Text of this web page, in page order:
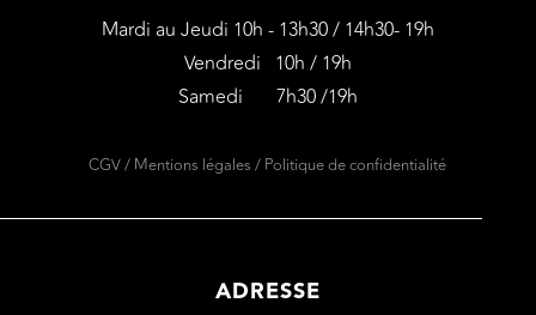
Mardi au Jeudi 10h - 13h30 / 14h30- 19h
Vendredi 10h / 19h
Samedi 7h30 /19h
CGV/ Mentions légales / Politique de confidentialité
ADRESSE